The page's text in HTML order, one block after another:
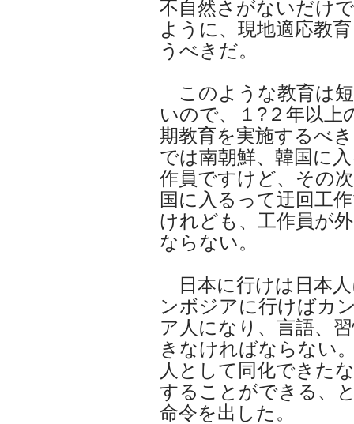
不自然さがないだけ
ように、現地適応教
うべきだ。
このような教育は
いので、１?２年以上
期教育を実施するべ
では南朝鮮、韓国に
作員ですけど、その
国に入るって迂回工
けれども、工作員が
ならない。
日本に行けは日本
ンボジアに行けばカ
ア人になり、言語、
きなければならない
人として同化できた
することができる、
命令を出した。